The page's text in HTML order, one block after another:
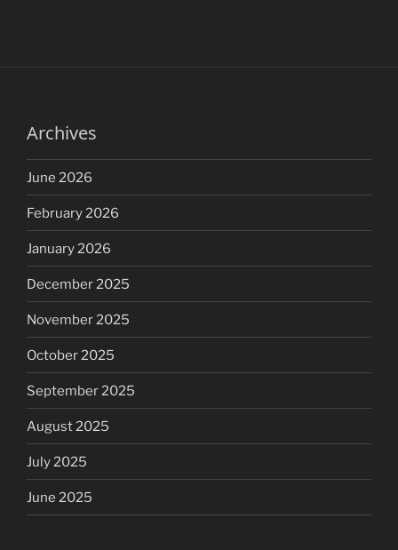
Archives
June 2026
February 2026
January 2026
December 2025
November 2025
October 2025
September 2025
August 2025
July 2025
June 2025